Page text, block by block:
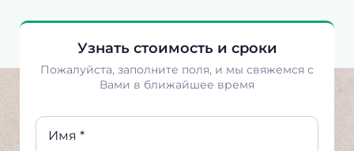
Узнать стоимость и сроки
Пожалуйста, заполните поля, и мы свяжемся с
Вами в ближайшее время
Имя *